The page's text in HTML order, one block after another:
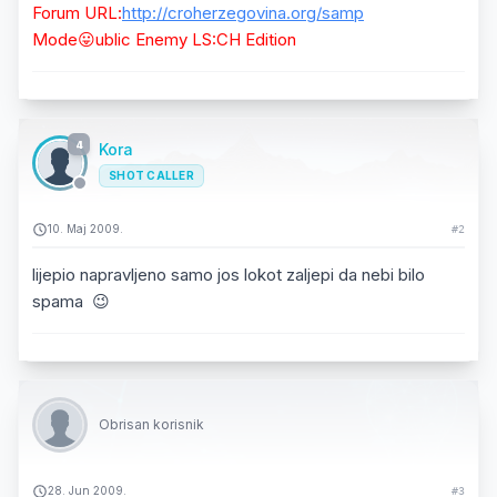
Forum URL:http://croherzegovina.org/samp
Mode😛ublic Enemy LS:CH Edition
4 Kora
SHOT CALLER
10. Maj 2009. #2
lijepio napravljeno samo jos lokot zaljepi da nebi bilo
spama 😉
Obrisan korisnik
28. Jun 2009. #3